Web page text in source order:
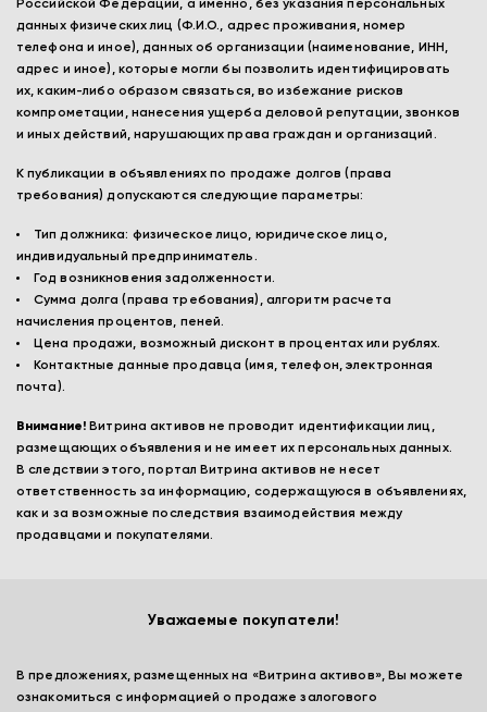
Российской Федерации, а именно, без указания персональных
данных физических лиц (Ф.И.О., адрес проживания, номер
телефона и иное), данных об организации (наименование, ИНН,
адрес и иное), которые могли бы позволить идентифицировать
их, каким-либо образом связаться, во избежание рисков
компрометации, нанесения ущерба деловой репутации, звонков
и иных действий, нарушающих права граждан и организаций.
К публикации в объявлениях по продаже долгов (права
требования) допускаются следующие параметры:
Тип должника: физическое лицо, юридическое лицо,
индивидуальный предприниматель.
Год возникновения задолженности.
Сумма долга (права требования), алгоритм расчета
начисления процентов, пеней.
Цена продажи, возможный дисконт в процентах или рублях.
Контактные данные продавца (имя, телефон, электронная
почта).
Внимание! Витрина активов не проводит идентификации лиц,
размещающих объявления и не имеет их персональных данных.
В следствии этого, портал Витрина активов не несет
ответственность за информацию, содержащуюся в объявлениях,
как и за возможные последствия взаимодействия между
продавцами и покупателями.
Уважаемые покупатели!
В предложениях, размещенных на «Витрина активов», Вы можете
ознакомиться с информацией о продаже залогового